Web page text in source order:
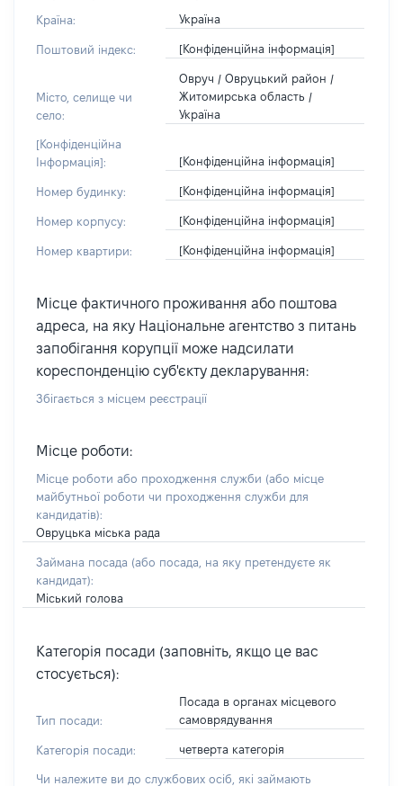
Країна: Україна
Поштовий індекс: [Конфіденційна інформація]
Місто, селище чи
село:
Овруч / Овруцький район /
Житомирська область /
Україна
[Конфіденційна
Інформація]:
[Конфіденційна інформація]
Номер будинку: [Конфіденційна інформація]
Номер корпусу: [Конфіденційна інформація]
Номер квартири: [Конфіденційна інформація]
Місце фактичного проживання або поштова
адреса, на яку Національне агентство з питань
запобігання корупції може надсилати
кореспонденцію суб'єкту декларування:
Збігається з місцем реєстрації
Місце роботи:
Місце роботи або проходження служби (або місце
майбутньої роботи чи проходження служби для
кандидатів):
Овруцька міська рада
Займана посада (або посада, на яку претендуєте як
кандидат):
Міський голова
Категорія посади (заповніть, якщо це вас
стосується):
Тип посади:
Посада в органах місцевого
самоврядування
Категорія посади: четверта категорія
Чи належите ви до службових осіб, які займають